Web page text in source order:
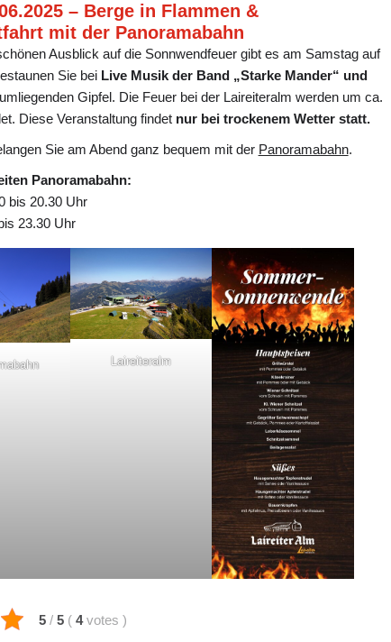
– Berge in Flammen &
mit der Panoramabahn
Ausblick auf die Sonnwendfeuer gibt es am Samstag auf
Sie bei Live Musik der Band „Starke Mander“ und
Gipfel. Die Feuer bei der Laireiteralm werden um ca.
Diese Veranstaltung findet nur bei trockenem Wetter statt.
Sie am Abend ganz bequem mit der Panoramabahn.
Panoramabahn:
bis 20.30 Uhr
23.30 Uhr
Laireiteralm
5 / 5 ( 4 votes )